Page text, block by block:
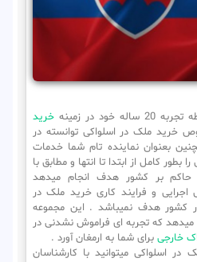
ساله خود در زمینه
خرید
خرید ملک در اسلواکی توانسته در
بعنوان نماینده تام شما خدمات
کامل از ابتدا تا انتها و مطابق با
حاکم بر کشور هدف انجام میدهد
و فرایند کاری خرید ملک در
کشور هدف نمیباشد . این مجموعه
میدهد که تجربه ای فراموش نشدنی در
خارجی برای شما به ارمغان آورد .
اسلواکی میتوانید با کارشناسان